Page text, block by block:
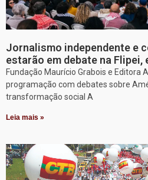
Jornalismo independente e
estarão em debate na Flipei,
Fundação Maurício Grabois e Editora
programação com debates sobre
transformação social A
Leia mais »